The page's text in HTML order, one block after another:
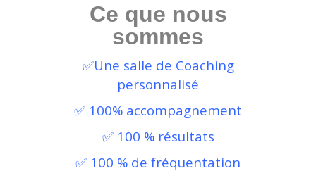
Ce que nous
sommes
✅Une salle de Coaching
personnalisé
✅ 100% accompagnement
✅ 100 % résultats
✅ 100 % de fréquentation